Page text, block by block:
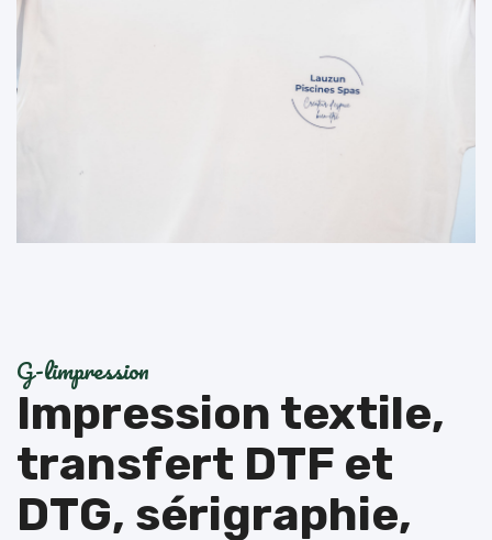
G-limpression
Impression textile,
transfert DTF et
DTG, sérigraphie,